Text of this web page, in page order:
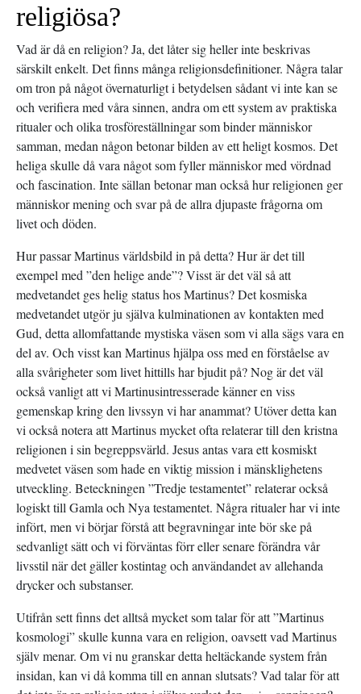
religiösa?
Vad är då en religion? Ja, det låter sig heller inte beskrivas
särskilt enkelt. Det finns många religionsdefinitioner. Några talar
om tron på något övernaturligt i betydelsen sådant vi inte kan se
och verifiera med våra sinnen, andra om ett system av praktiska
ritualer och olika trosföreställningar som binder människor
samman, medan någon betonar bilden av ett heligt kosmos. Det
heliga skulle då vara något som fyller människor med vördnad
och fascination. Inte sällan betonar man också hur religionen ger
människor mening och svar på de allra djupaste frågorna om
livet och döden.
Hur passar Martinus världsbild in på detta? Hur är det till
exempel med ”den helige ande”? Visst är det väl så att
medvetandet ges helig status hos Martinus? Det kosmiska
medvetandet utgör ju själva kulminationen av kontakten med
Gud, detta allomfattande mystiska väsen som vi alla sägs vara en
del av. Och visst kan Martinus hjälpa oss med en förståelse av
alla svårigheter som livet hittills har bjudit på? Nog är det väl
också vanligt att vi Martinusintresserade känner en viss
gemenskap kring den livssyn vi har anammat? Utöver detta kan
vi också notera att Martinus mycket ofta relaterar till den kristna
religionen i sin begreppsvärld. Jesus antas vara ett kosmiskt
medvetet väsen som hade en viktig mission i mänsklighetens
utveckling. Beteckningen ”Tredje testamentet” relaterar också
logiskt till Gamla och Nya testamentet. Några ritualer har vi inte
infört, men vi börjar förstå att begravningar inte bör ske på
sedvanligt sätt och vi förväntas förr eller senare förändra vår
livsstil när det gäller kostintag och användandet av allehanda
drycker och substanser.
Utifrån sett finns det alltså mycket som talar för att ”Martinus
kosmologi” skulle kunna vara en religion, oavsett vad Martinus
själv menar. Om vi nu granskar detta heltäckande system från
insidan, kan vi då komma till en annan slutsats? Vad talar för att